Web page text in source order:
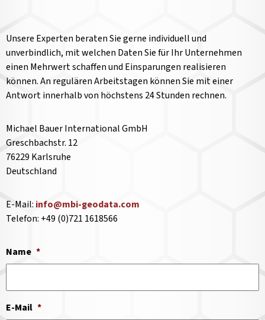
Unsere Experten beraten Sie gerne individuell und
unverbindlich, mit welchen Daten Sie für Ihr Unternehmen
einen Mehrwert schaffen und Einsparungen realisieren
können. An regulären Arbeitstagen können Sie mit einer
Antwort innerhalb von höchstens 24 Stunden rechnen.
Michael Bauer International GmbH
Greschbachstr. 12
76229 Karlsruhe
Deutschland
E-Mail: info@mbi-geodata.com
Telefon: +49 (0)721 1618566
Name *
E-Mail *